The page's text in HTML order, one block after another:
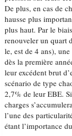
De plus, en cas de
hausse plus
plus haut. Par le
renouveler un quart
le, est de 4 ans),
dès la première
leur excédent brut
scénario de type
2,7% de leur EBE.
charges
l’une des
étant l’importance